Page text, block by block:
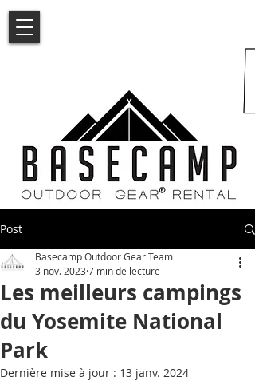
Post
Les meilleurs campings
du Yosemite National
Park
Basecamp Outdoor Gear Team
3 nov. 2023 7 min de lecture
Dernière mise à jour : 13 janv. 2024